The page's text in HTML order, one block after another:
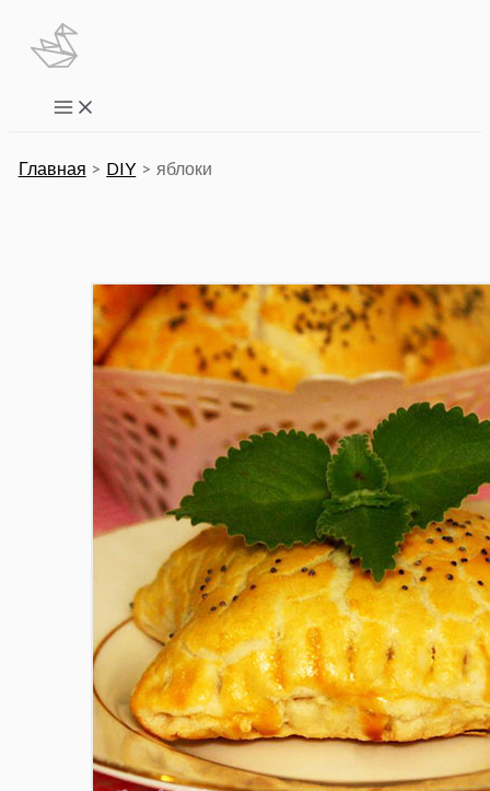
Перейти
содержимому
Main
Menu
Главная DIY яблоки